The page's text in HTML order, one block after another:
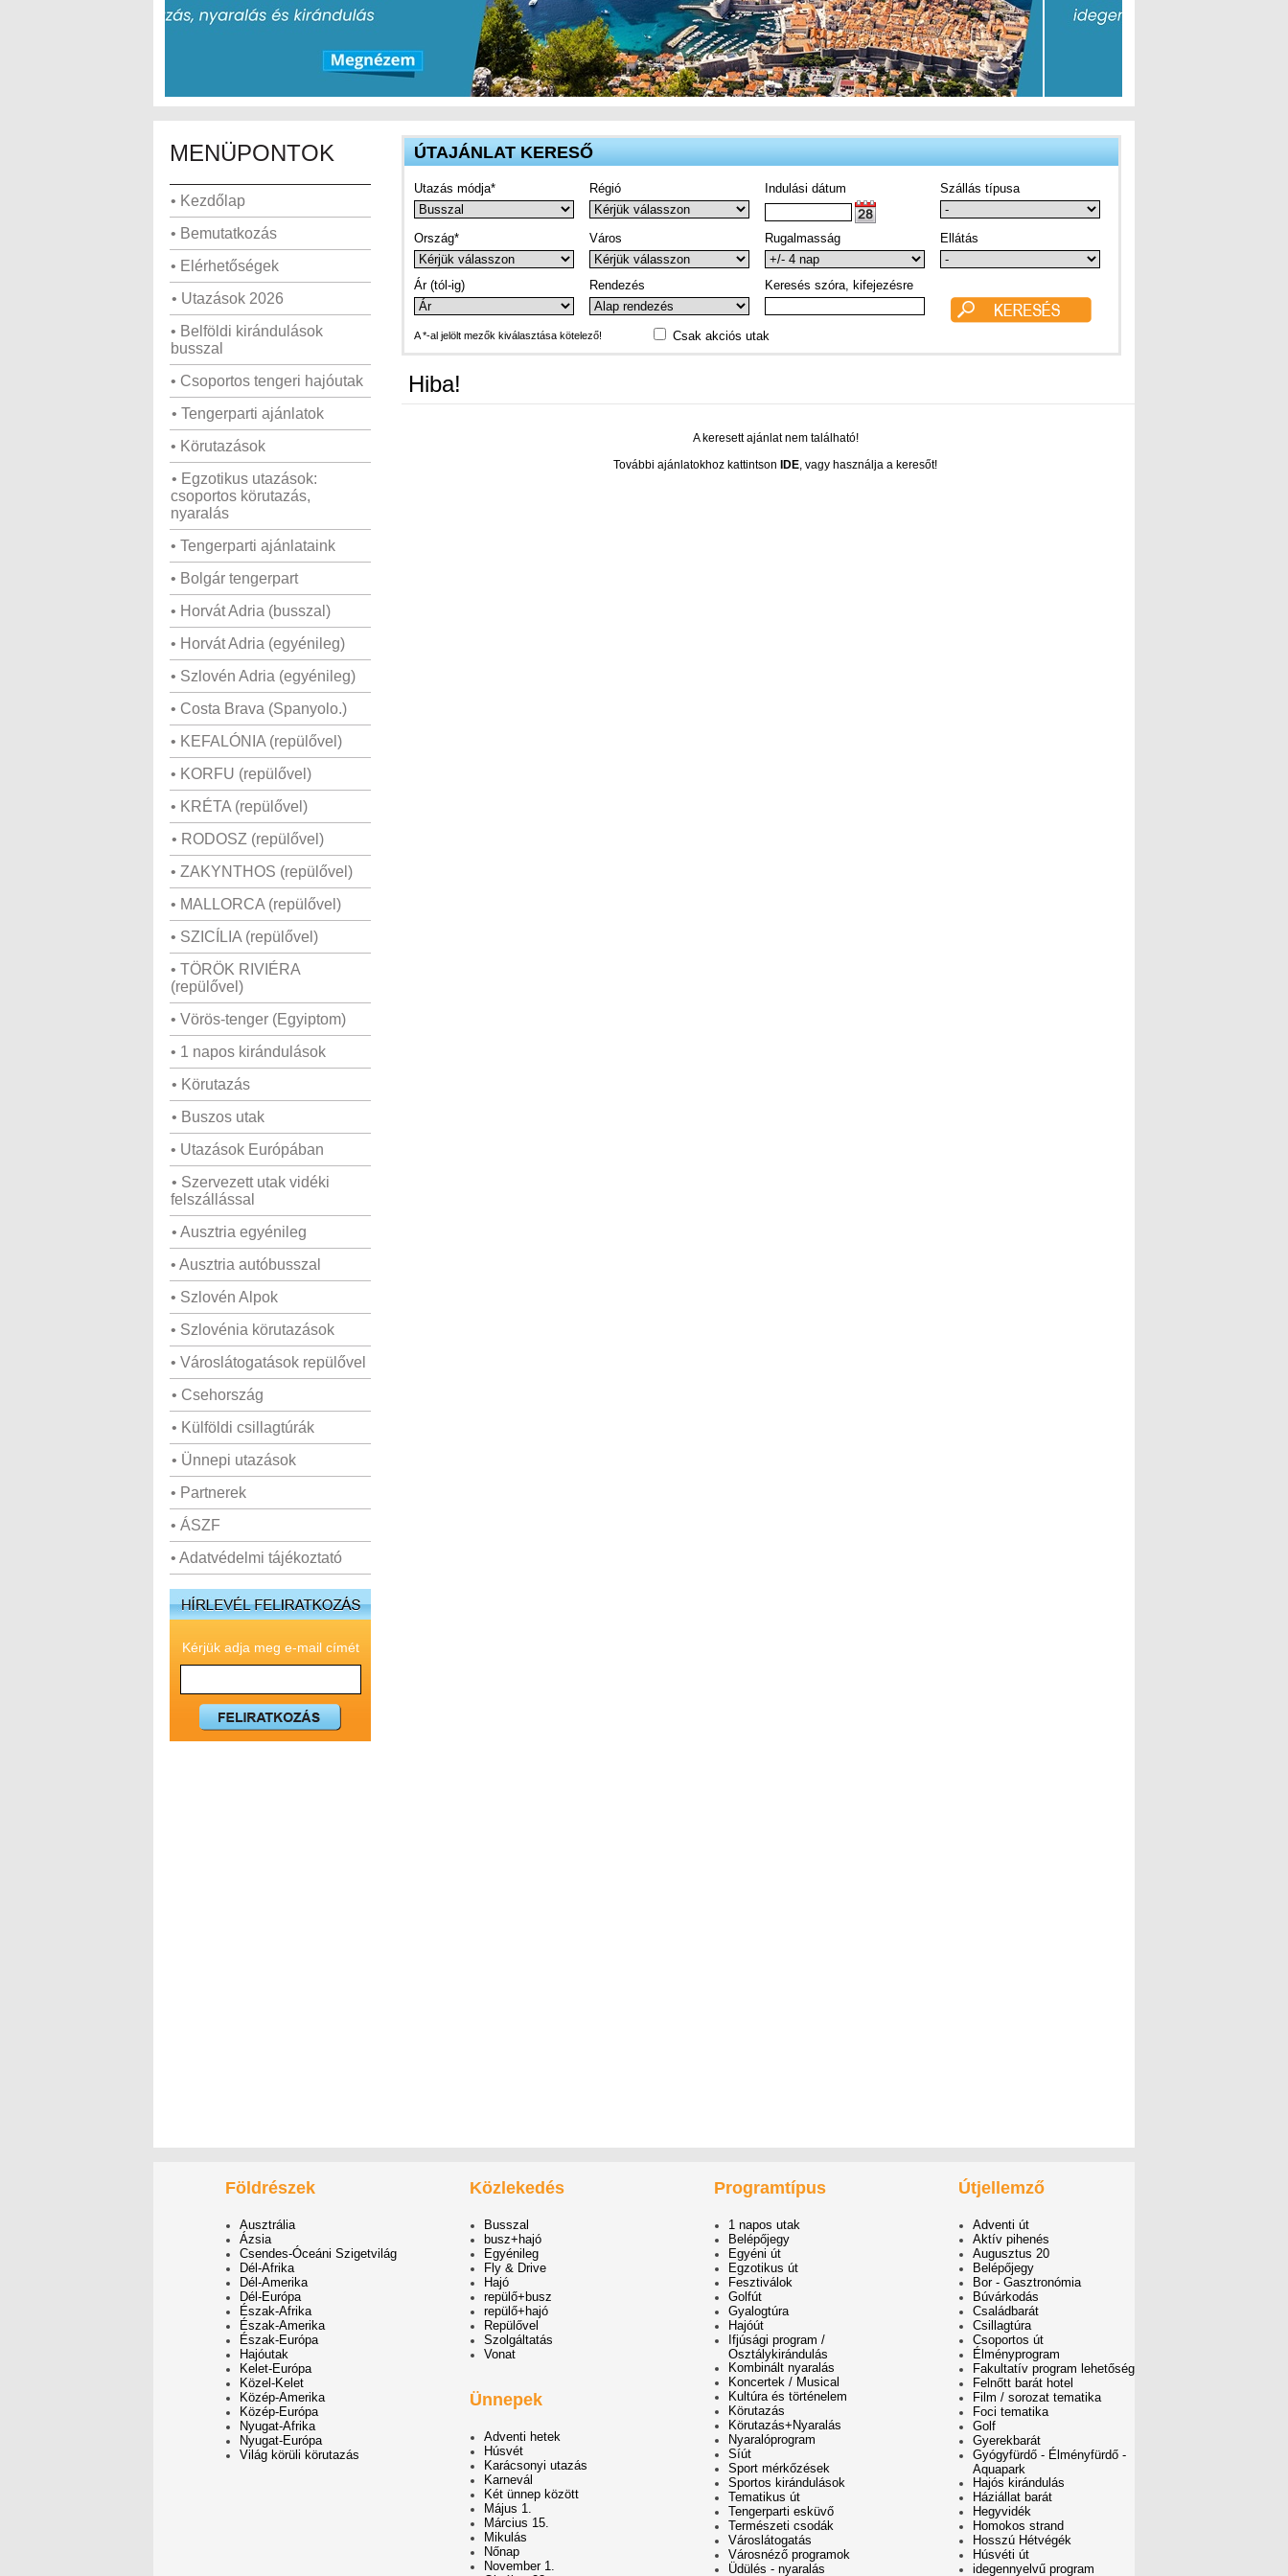
MENÜPONTOK
• Kezdőlap
• Bemutatkozás
• Elérhetőségek
• Utazások 2026
• Belföldi kirándulások
busszal
• Csoportos tengeri hajóutak
• Tengerparti ajánlatok
• Körutazások
• Egzotikus utazások:
csoportos körutazás,
nyaralás
• Tengerparti ajánlataink
• Bolgár tengerpart
• Horvát Adria (busszal)
• Horvát Adria (egyénileg)
• Szlovén Adria (egyénileg)
• Costa Brava (Spanyolo.)
• KEFALÓNIA (repülővel)
• KORFU (repülővel)
• KRÉTA (repülővel)
• RODOSZ (repülővel)
• ZAKYNTHOS (repülővel)
• MALLORCA (repülővel)
• SZICÍLIA (repülővel)
• TÖRÖK RIVIÉRA
(repülővel)
• Vörös-tenger (Egyiptom)
• 1 napos kirándulások
• Körutazás
• Buszos utak
• Utazások Európában
• Szervezett utak vidéki
felszállással
• Ausztria egyénileg
• Ausztria autóbusszal
• Szlovén Alpok
• Szlovénia körutazások
• Városlátogatások repülővel
• Csehország
• Külföldi csillagtúrák
• Ünnepi utazások
• Partnerek
• ÁSZF
• Adatvédelmi tájékoztató
Kérjük adja meg e-mail címét
ÚTAJÁNLAT KERESŐ
Utazás módja* Régió Indulási dátum Szállás típusa
Ország* Város Rugalmasság Ellátás
Ár (tól-ig) Rendezés Keresés szóra, kifejezésre
A *-al jelölt mezők kiválasztása kötelező! Csak akciós utak
Hiba!
A keresett ajánlat nem található!
További ajánlatokhoz kattintson
IDE, vagy használja a keresőt!
Földrészek
Ausztrália
Ázsia
Csendes-Óceáni Szigetvilág
Dél-Afrika
Dél-Amerika
Dél-Európa
Észak-Afrika
Észak-Amerika
Észak-Európa
Hajóutak
Kelet-Európa
Közel-Kelet
Közép-Amerika
Közép-Európa
Nyugat-Afrika
Nyugat-Európa
Világ körüli körutazás
Közlekedés
Busszal
busz+hajó
Egyénileg
Fly & Drive
Hajó
repülő+busz
repülő+hajó
Repülővel
Szolgáltatás
Vonat
Ünnepek
Adventi hetek
Húsvét
Karácsonyi utazás
Karnevál
Két ünnep között
Május 1.
Március 15.
Mikulás
Nőnap
November 1.
Programtípus
1 napos utak
Belépőjegy
Egyéni út
Egzotikus út
Fesztiválok
Golfút
Gyalogtúra
Hajóút
Ifjúsági program /
Osztálykirándulás
Kombinált nyaralás
Koncertek / Musical
Kultúra és történelem
Körutazás
Körutazás+Nyaralás
Nyaralóprogram
Síút
Sport mérkőzések
Sportos kirándulások
Tematikus út
Tengerparti esküvő
Természeti csodák
Városlátogatás
Városnéző programok
Üdülés - nyaralás
Útjellemző
Adventi út
Aktív pihenés
Augusztus 20
Belépőjegy
Bor - Gasztronómia
Búvárkodás
Családbarát
Csillagtúra
Csoportos út
Élményprogram
Fakultatív program lehetőség
Felnőtt barát hotel
Film / sorozat tematika
Foci tematika
Golf
Gyerekbarát
Gyógyfürdő - Élményfürdő -
Aquapark
Hajós kirándulás
Háziállat barát
Hegyvidék
Homokos strand
Hosszú Hétvégék
Húsvéti út
idegennyelvű program